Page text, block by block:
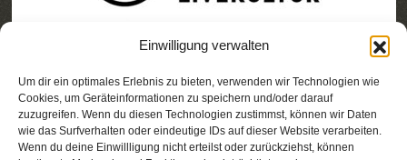
Einwilligung verwalten
Um dir ein optimales Erlebnis zu bieten, verwenden wir Technologien wie
Cookies, um Geräteinformationen zu speichern und/oder darauf
zuzugreifen. Wenn du diesen Technologien zustimmst, können wir Daten
wie das Surfverhalten oder eindeutige IDs auf dieser Website verarbeiten.
Wenn du deine Einwillligung nicht erteilst oder zurückziehst, können